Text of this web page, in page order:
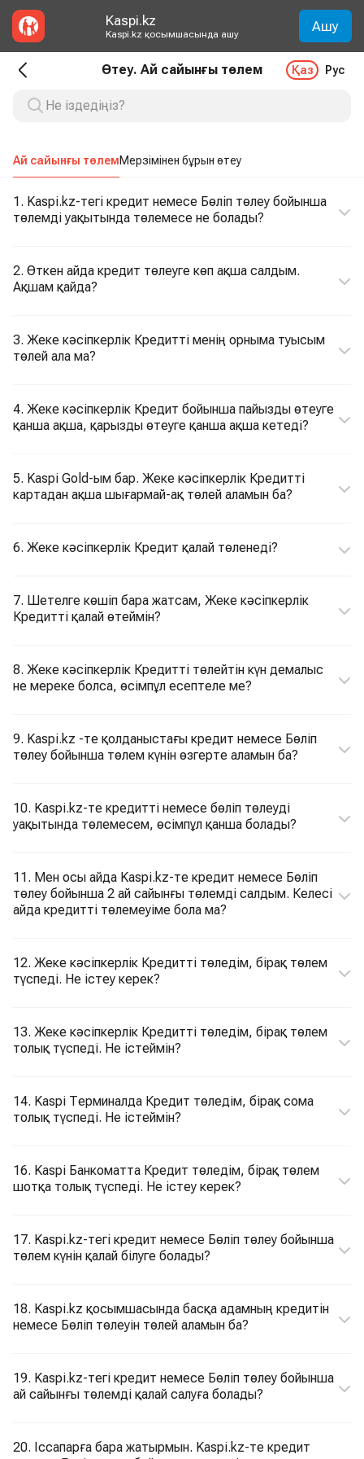
Kaspi.kz
Kaspi.kz қосымшасында ашу Ашу
Өтеу. Ай сайынғы төлем Қаз Рус
Ай сайынғы төлемМерзімінен бұрын өтеу
1. Kaspi.kz-тегі кредит немесе Бөліп төлеу бойынша
төлемді уақытында төлемесе не болады?
2. Өткен айда кредит төлеуге көп ақша салдым.
Ақшам қайда?
3. Жеке кәсіпкерлік Кредитті менің орныма туысым
төлей ала ма?
4. Жеке кәсіпкерлік Кредит бойынша пайызды өтеуге
қанша ақша, қарызды өтеуге қанша ақша кетеді?
5. Kaspi Gold-ым бар. Жеке кәсіпкерлік Кредитті
картадан ақша шығармай-ақ төлей аламын ба?
6. Жеке кәсіпкерлік Кредит қалай төленеді?
7. Шетелге көшіп бара жатсам, Жеке кәсіпкерлік
Кредитті қалай өтеймін?
8. Жеке кәсіпкерлік Кредитті төлейтін күн демалыс
не мереке болса, өсімпұл есептеле ме?
9. Kaspi.kz -те қолданыстағы кредит немесе Бөліп
төлеу бойынша төлем күнін өзгерте аламын ба?
10. Kaspi.kz-те кредитті немесе бөліп төлеуді
уақытында төлемесем, өсімпұл қанша болады?
11. Мен осы айда Kaspi.kz-те кредит немесе Бөліп
төлеу бойынша 2 ай сайынғы төлемді салдым. Келесі
айда кредитті төлемеуіме бола ма?
12. Жеке кәсіпкерлік Кредитті төледім, бірақ төлем
түспеді. Не істеу керек?
13. Жеке кәсіпкерлік Кредитті төледім, бірақ төлем
толық түспеді. Не істеймін?
14. Kaspi Терминалда Кредит төледім, бірақ сома
толық түспеді. Не істеймін?
16. Kaspi Банкоматта Кредит төледім, бірақ төлем
шотқа толық түспеді. Не істеу керек?
17. Kaspi.kz-тегі кредит немесе Бөліп төлеу бойынша
төлем күнін қалай білуге болады?
18. Kaspi.kz қосымшасында басқа адамның кредитін
немесе Бөліп төлеуін төлей аламын ба?
19. Kaspi.kz-тегі кредит немесе Бөліп төлеу бойынша
ай сайынғы төлемді қалай салуға болады?
20. Іссапарға бара жатырмын. Kaspi.kz-те кредит